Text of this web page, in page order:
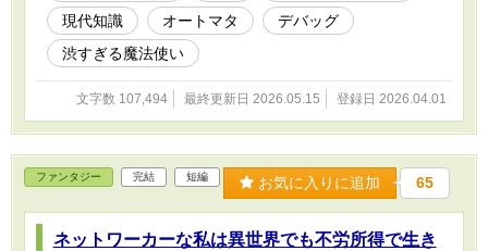
を開ける――。
現代知識
オートマタ
デバッグ
渋すぎる魔法使い
文字数 107,494 最終更新日 2026.05.15 登録日 2026.04.01
ファンタジー 完結 短編 お気に入りに追加 65
ネットワーカーな私は異世界でも不労所得で生き